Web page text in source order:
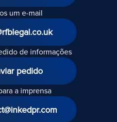
um e-mail
de informações
pedido
a imprensa